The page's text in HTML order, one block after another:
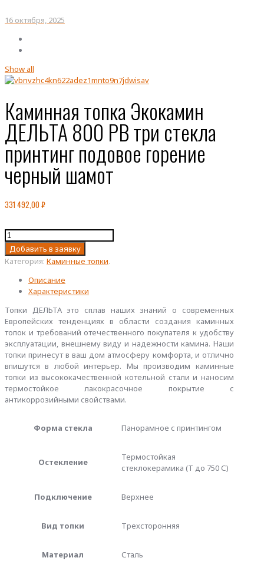
16 октября, 2025
Show all
Каминная топка Экокамин
ДЕЛЬТА 800 PВ три стекла
принтинг подовое горение
черный шамот
331 492,00 ₽
Количество
товара
Каминная
топка
Экокамин
ДЕЛЬТА
PВ
три
стекла
принтинг
подовое
горение
черный
шамот
Добавить в заявку
Категория: Каминные топки.
Описание
Характеристики
Топки ДЕЛЬТА это сплав наших знаний о современных
Европейских тенденциях в области создания каминных
топок и требований отечественного покупателя к удобству
эксплуатации, внешнему виду и надежности камина. Наши
топки принесут в ваш дом атмосферу комфорта, и отлично
впишутся в любой интерьер. Мы производим каминные
топки из высококачественной котельной стали и наносим
термостойкое лакокрасочное покрытие с
антикоррозийными свойствами.
Форма стекла Панорамное с принтингом
Остекление
Термостойкая
стеклокерамика (Т до 750 С)
Подключение Верхнее
Вид топки Трехсторонняя
Материал Сталь